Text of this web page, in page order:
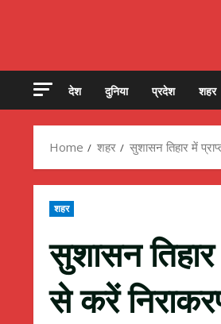
देश दुनिया प्रदेश शहर
Home शहर सुशासन तिहार में
शहर
सुशासन
से करें